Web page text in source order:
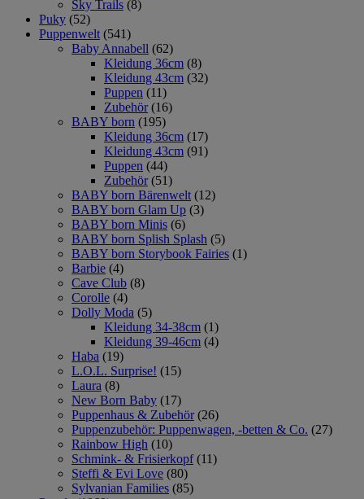
Sky Trails (8)
Puky (52)
Puppenwelt (541)
Baby Annabell (62)
Kleidung 36cm (8)
Kleidung 43cm (32)
Puppen (11)
Zubehör (16)
BABY born (195)
Kleidung 36cm (17)
Kleidung 43cm (91)
Puppen (44)
Zubehör (51)
BABY born Bärenwelt (12)
BABY born Glam Up (3)
BABY born Minis (6)
BABY born Splish Splash (5)
BABY born Storybook Fairies (1)
Barbie (4)
Cave Club (8)
Corolle (4)
Dolly Moda (5)
Kleidung 34-38cm (1)
Kleidung 39-46cm (4)
Haba (19)
L.O.L. Surprise! (15)
Laura (8)
New Born Baby (17)
Puppenhaus & Zubehör (26)
Puppenzubehör: Puppenwagen, -betten & Co. (27)
Rainbow High (10)
Schmink- & Frisierkopf (11)
Steffi & Evi Love (80)
Sylvanian Families (85)